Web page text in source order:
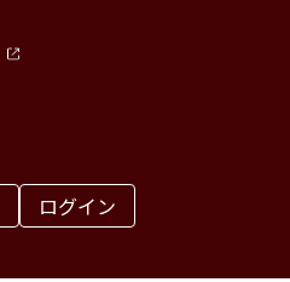
ログイン